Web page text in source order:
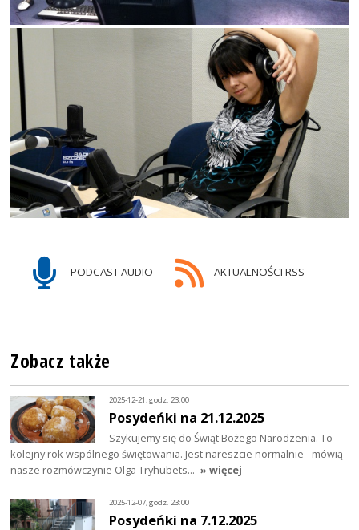
PODCAST AUDIO AKTUALNOŚCI RSS
Zobacz także
2025-12-21, godz. 23:00
Posydeńki na 21.12.2025
Szykujemy się do Świąt Bożego Narodzenia. To
kolejny rok wspólnego świętowania. Jest nareszcie normalnie - mówią
nasze rozmówczynie Olga Tryhubets… » więcej
2025-12-07, godz. 23:00
Posydeńki na 7.12.2025